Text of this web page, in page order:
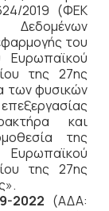
2019 (ΦΕΚ
Δεδομένων
του
Ευρωπαϊκού
της 27ης
των φυσικών
και
της
της 27ης
2022 (ΑΔΑ: